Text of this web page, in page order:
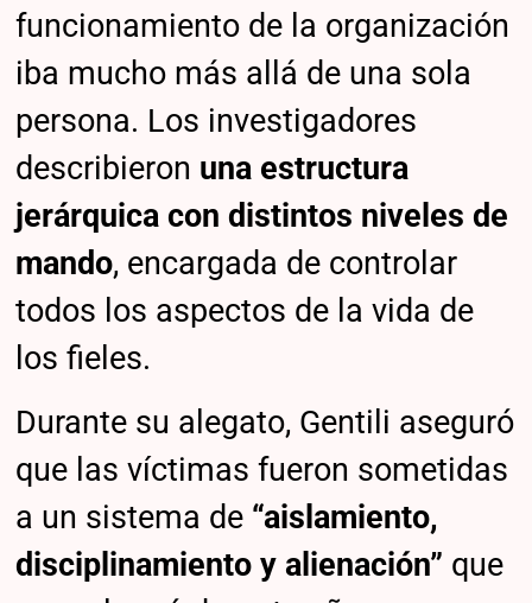
funcionamiento de la organización
iba mucho más allá de una sola
persona. Los investigadores
describieron una estructura
jerárquica con distintos niveles de
mando, encargada de controlar
todos los aspectos de la vida de
los fieles.
Durante su alegato, Gentili aseguró
que las víctimas fueron sometidas
a un sistema de “aislamiento,
disciplinamiento y alienación” que